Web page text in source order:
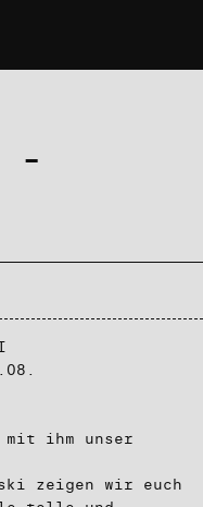
-
mit ihm unser
zeigen wir euch